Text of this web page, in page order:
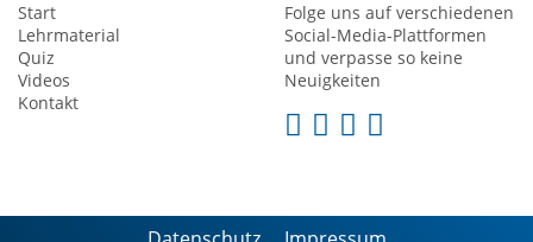
Start
Lehrmaterial
Quiz
Videos
Kontakt
Folge uns auf verschiedenen
Social-Media-Plattformen
und verpasse so keine
Neuigkeiten